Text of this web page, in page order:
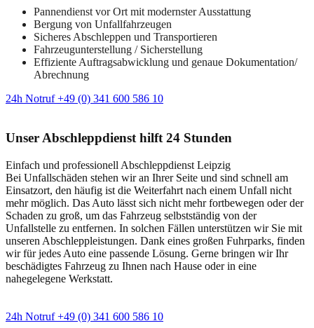
Pannendienst vor Ort mit modernster Ausstattung
Bergung von Unfallfahrzeugen
Sicheres Abschleppen und Transportieren
Fahrzeugunterstellung / Sicherstellung
Effiziente Auftragsabwicklung und genaue Dokumentation/
Abrechnung
24h Notruf +49 (0) 341 600 586 10
Unser Abschleppdienst hilft 24 Stunden
Einfach und professionell Abschleppdienst Leipzig
Bei Unfallschäden stehen wir an Ihrer Seite und sind schnell am
Einsatzort, den häufig ist die Weiterfahrt nach einem Unfall nicht
mehr möglich. Das Auto lässt sich nicht mehr fortbewegen oder der
Schaden zu groß, um das Fahrzeug selbstständig von der
Unfallstelle zu entfernen. In solchen Fällen unterstützen wir Sie mit
unseren Abschleppleistungen. Dank eines großen Fuhrparks, finden
wir für jedes Auto eine passende Lösung. Gerne bringen wir Ihr
beschädigtes Fahrzeug zu Ihnen nach Hause oder in eine
nahegelegene Werkstatt.
24h Notruf +49 (0) 341 600 586 10